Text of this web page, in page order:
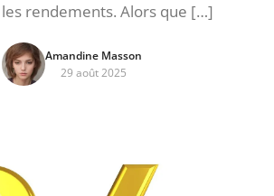
rendements. Alors que […]
Amandine Masson
29 août 2025